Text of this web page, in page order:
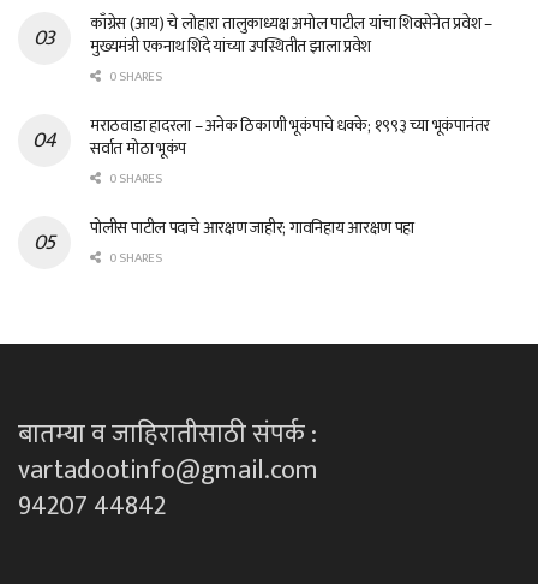
काँग्रेस (आय) चे लोहारा तालुकाध्यक्ष अमोल पाटील यांचा शिवसेनेत प्रवेश –
मुख्यमंत्री एकनाथ शिंदे यांच्या उपस्थितीत झाला प्रवेश
0 SHARES
मराठवाडा हादरला – अनेक ठिकाणी भूकंपाचे धक्के; १९९३ च्या भूकंपानंतर
सर्वात मोठा भूकंप
0 SHARES
पोलीस पाटील पदाचे आरक्षण जाहीर; गावनिहाय आरक्षण पहा
0 SHARES
बातम्या व जाहिरातीसाठी संपर्क :
vartadootinfo@gmail.com
94207 44842